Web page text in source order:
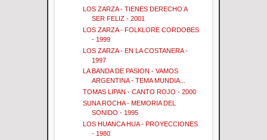
LOS ZARZA - TIENES DERECHO A
SER FELIZ - 2001
LOS ZARZA - FOLKLORE CORDOBES
- 1999
LOS ZARZA - EN LA COSTANERA -
1997
LA BANDA DE PASION - VAMOS
ARGENTINA - TEMA MUNDIA...
TOMAS LIPAN - CANTO ROJO - 2000
SUNA ROCHA - MEMORIA DEL
SONIDO - 1995
LOS HUANCA HUA - PROYECCIONES
- 1980